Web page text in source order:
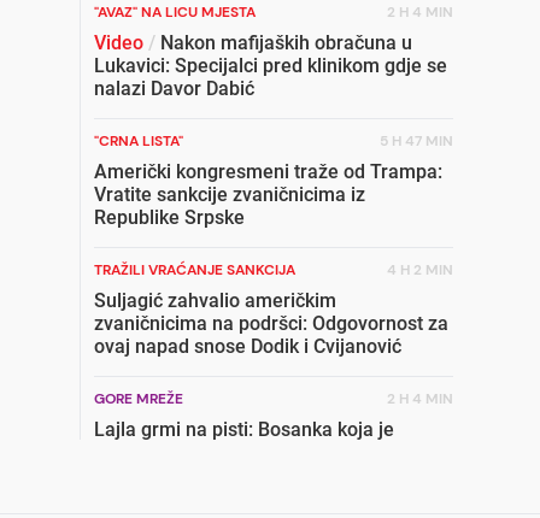
"AVAZ" NA LICU MJESTA 2 H 4 MIN
Video / Nakon mafijaških obračuna u
Lukavici: Specijalci pred klinikom gdje se
nalazi Davor Dabić
"CRNA LISTA" 5 H 47 MIN
Američki kongresmeni traže od Trampa:
Vratite sankcije zvaničnicima iz
Republike Srpske
TRAŽILI VRAĆANJE SANKCIJA 4 H 2 MIN
Suljagić zahvalio američkim
zvaničnicima na podršci: Odgovornost za
ovaj napad snose Dodik i Cvijanović
GORE MREŽE 2 H 4 MIN
Lajla grmi na pisti: Bosanka koja je